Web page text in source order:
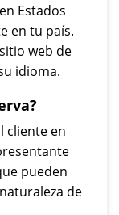
Estados
en tu país.
web de
idioma.
cliente en
pueden
de